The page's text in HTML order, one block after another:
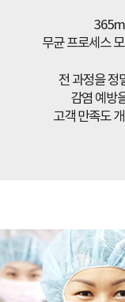
무균 프로세스
전 과정을 정
감염 예방
고객 만족도